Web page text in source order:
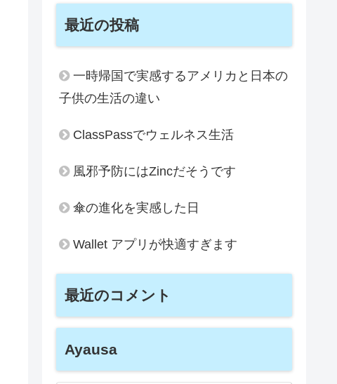
最近の投稿
一時帰国で実感するアメリカと日本の
子供の生活の違い
ClassPassでウェルネス生活
風邪予防にはZincだそうです
傘の進化を実感した日
Wallet アプリが快適すぎます
最近のコメント
Ayausa